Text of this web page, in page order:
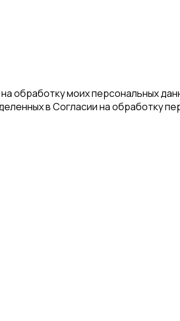
обработку моих персональных
в Согласии на обработку